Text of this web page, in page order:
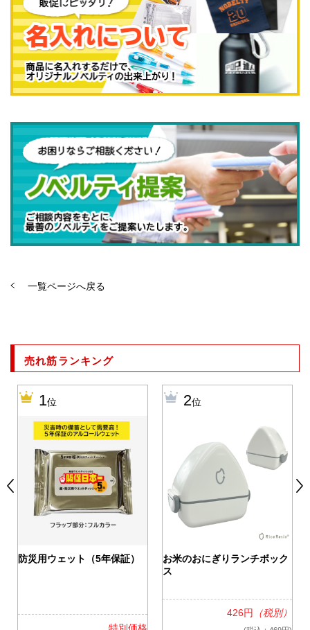
一覧ページへ戻る
売れ筋ランキング
1位
防災用ウェット（5年保証）
特別価格
2位
お米のおにぎりランチボック
ス
426円 （税別）